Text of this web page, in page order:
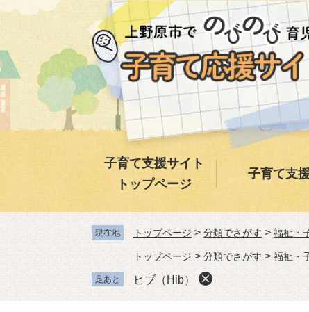
ペ
の
先
頭
で
メ
ー
を
飛
ば
子育て支援サイト
トップページ
子育て支
現在地 トップページ > 分類でさがす > 福祉・
トップページ > 分類でさがす > 福祉・
足あと ヒブ（Hib）